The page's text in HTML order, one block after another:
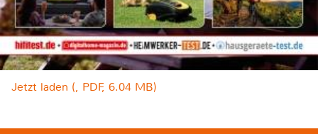
Jetzt laden (, PDF, 6.04 MB)